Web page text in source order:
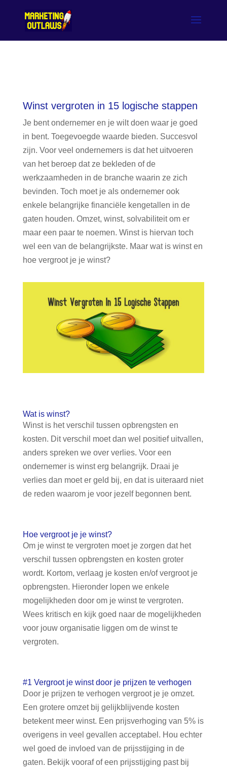
Winst vergroten in 15 logische stappen
Je bent ondernemer en je wilt doen waar je goed
in bent. Toegevoegde waarde bieden. Succesvol
zijn. Voor veel ondernemers is dat het uitvoeren
van het beroep dat ze bekleden of de
werkzaamheden in de branche waarin ze zich
bevinden. Toch moet je als ondernemer ook
enkele belangrijke financiële kengetallen in de
gaten houden. Omzet, winst, solvabiliteit om er
maar een paar te noemen. Winst is hiervan toch
wel een van de belangrijkste. Maar wat is winst en
hoe vergroot je je winst?
Wat is winst?
Winst is het verschil tussen opbrengsten en
kosten. Dit verschil moet dan wel positief uitvallen,
anders spreken we over verlies. Voor een
ondernemer is winst erg belangrijk. Draai je
verlies dan moet er geld bij, en dat is uiteraard niet
de reden waarom je voor jezelf begonnen bent.
Hoe vergroot je je winst?
Om je winst te vergroten moet je zorgen dat het
verschil tussen opbrengsten en kosten groter
wordt. Kortom, verlaag je kosten en/of vergroot je
opbrengsten. Hieronder lopen we enkele
mogelijkheden door om je winst te vergroten.
Wees kritisch en kijk goed naar de mogelijkheden
voor jouw organisatie liggen om de winst te
vergroten.
#1 Vergroot je winst door je prijzen te verhogen
Door je prijzen te verhogen vergroot je je omzet.
Een grotere omzet bij gelijkblijvende kosten
betekent meer winst. Een prijsverhoging van 5% is
overigens in veel gevallen acceptabel. Hou echter
wel goed de invloed van de prijsstijging in de
gaten. Bekijk vooraf of een prijsstijging past bij